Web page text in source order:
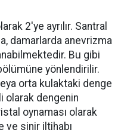
2'ye ayrılır. Santral
damarlarda anevrizma
Bu gibi
yönlendirilir.
orta kulaktaki denge
olarak dengenin
oynaması olarak
ve sinir iltihabı